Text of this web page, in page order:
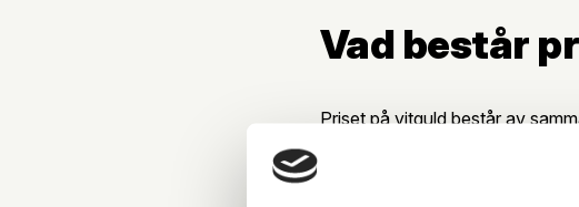
Vad består
Priset på vitguld består av